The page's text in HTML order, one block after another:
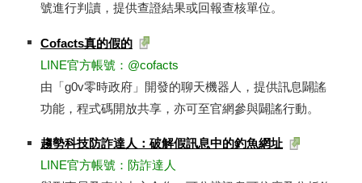
號進行判讀，提供查證結果或回報查核單位。
Cofacts真的假的
LINE官方帳號：@cofacts
由「g0v零時政府」開發的聊天機器人，提供訊息闢謠
功能，程式碼開放共享，亦可至官網參與闢謠行動。
趨勢科技防詐達人：破解假訊息中的釣魚網址
​LINE官方帳號：防詐達人